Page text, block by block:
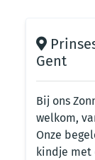
Gent
Bij ons
welkom,
Onze
kindje met